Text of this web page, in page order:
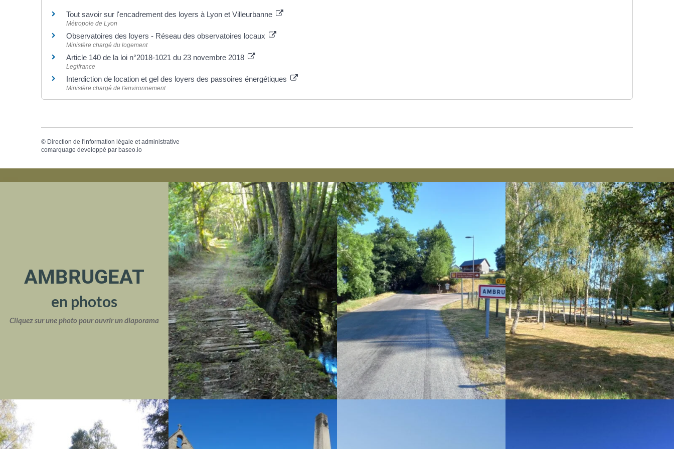
Tout savoir sur l'encadrement des loyers à Lyon et Villeurbanne
Métropole de Lyon
Observatoires des loyers - Réseau des observatoires locaux
Ministère chargé du logement
Article 140 de la loi n°2018-1021 du 23 novembre 2018
Legifrance
Interdiction de location et gel des loyers des passoires énergétiques
Ministère chargé de l'environnement
© Direction de l'information légale et administrative
comarquage developpé par baseo.io
AMBRUGEAT
en photos
Cliquez sur une photo pour ouvrir un diaporama